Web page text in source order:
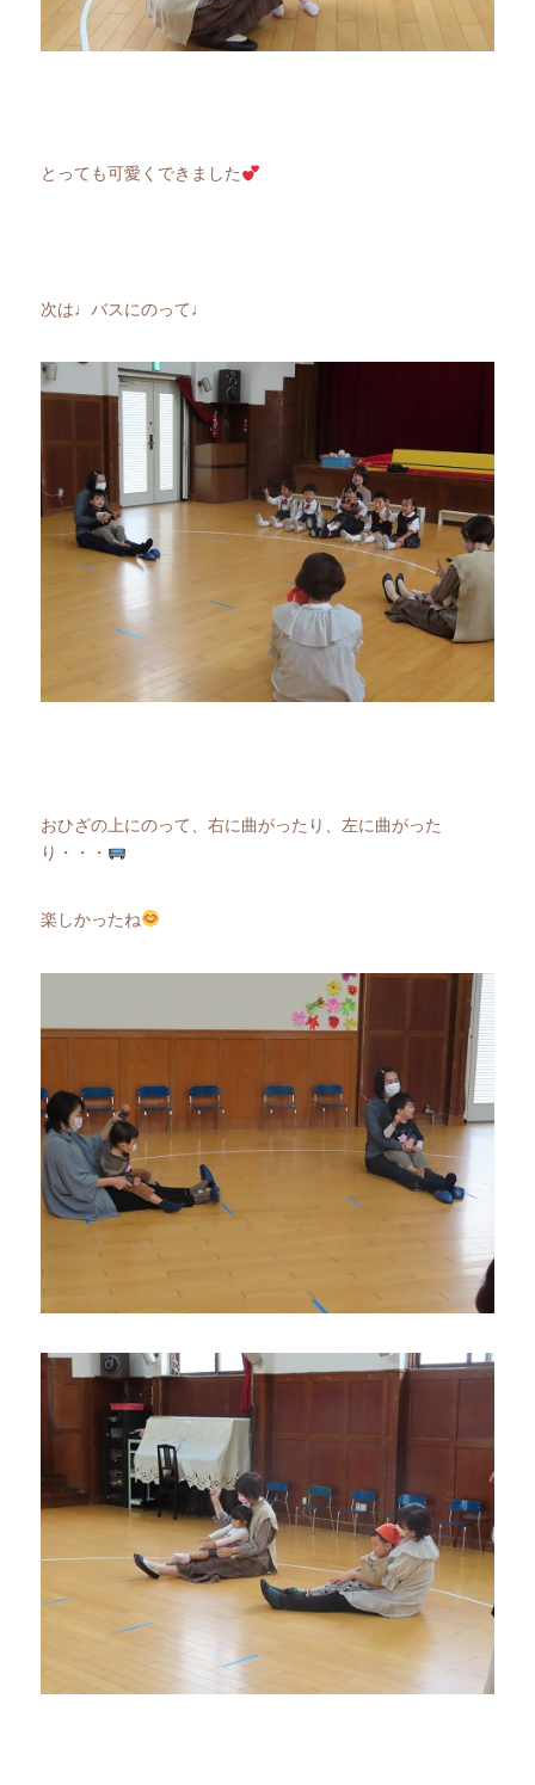
とっても可愛くできました
次は♩バスにのって♩
おひざの上にのって、右に曲がったり、左に曲がった
り・・・
楽しかったね